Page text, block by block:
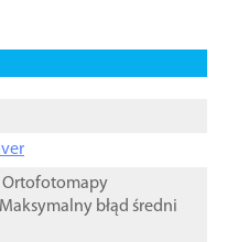
Ortofotomapy
błąd średni